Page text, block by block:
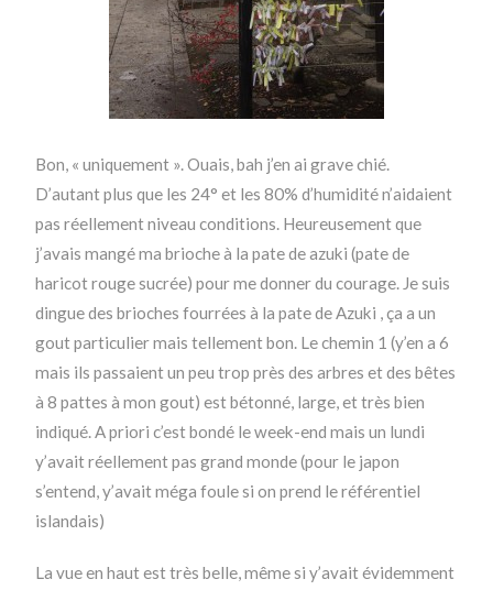
Bon, « uniquement ». Ouais, bah j’en ai grave chié.
D’autant plus que les 24° et les 80% d’humidité n’aidaient
pas réellement niveau conditions. Heureusement que
j’avais mangé ma brioche à la pate de azuki (pate de
haricot rouge sucrée) pour me donner du courage. Je suis
dingue des brioches fourrées à la pate de Azuki , ça a un
gout particulier mais tellement bon. Le chemin 1 (y’en a 6
mais ils passaient un peu trop près des arbres et des bêtes
à 8 pattes à mon gout) est bétonné, large, et très bien
indiqué. A priori c’est bondé le week-end mais un lundi
y’avait réellement pas grand monde (pour le japon
s’entend, y’avait méga foule si on prend le référentiel
islandais)
La vue en haut est très belle, même si y’avait évidemment